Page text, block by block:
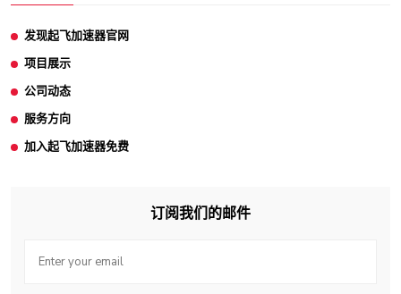
发现起飞加速器官网
项目展示
公司动态
服务方向
加入起飞加速器免费
订阅我们的邮件